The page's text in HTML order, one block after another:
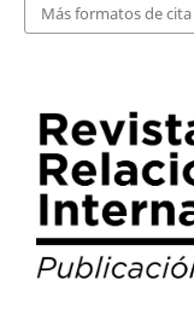
Más formatos de cita